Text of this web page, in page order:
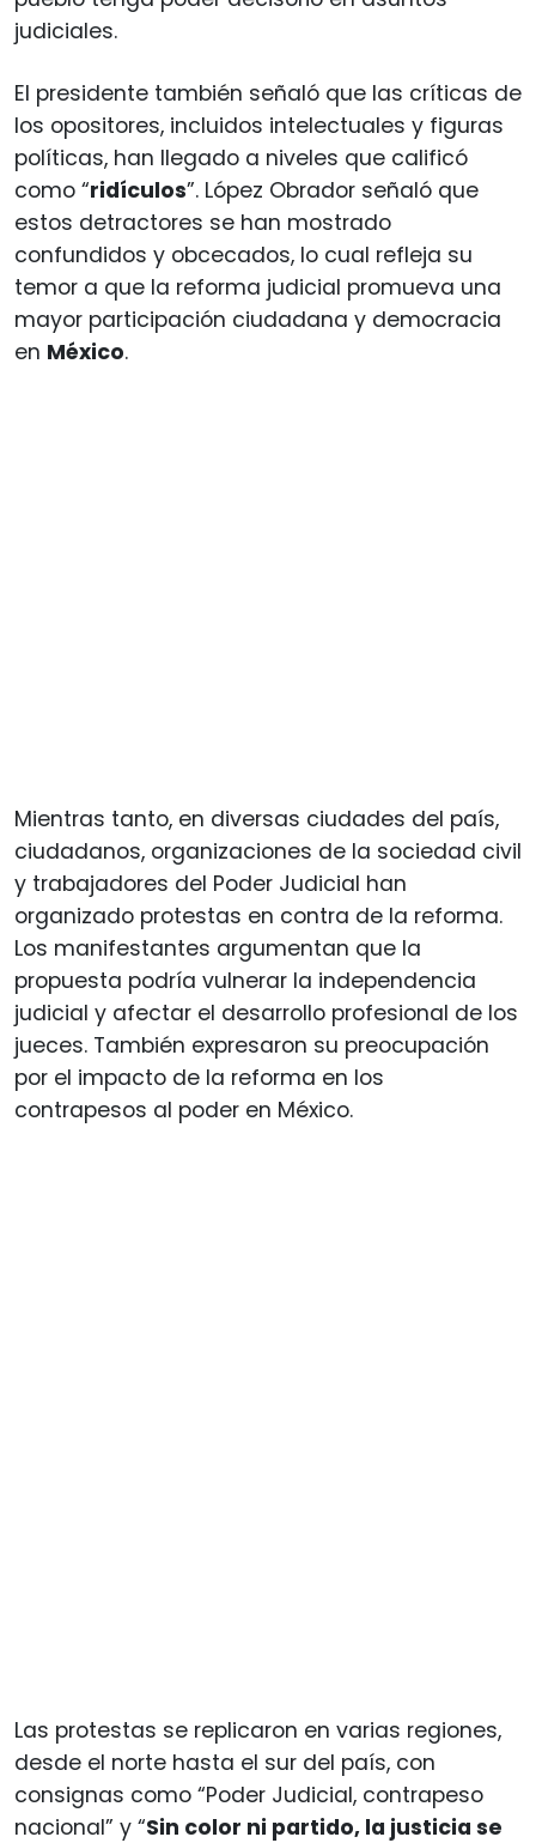
judiciales.
El presidente también señaló que las críticas de
los opositores, incluidos intelectuales y figuras
políticas, han llegado a niveles que calificó
como “ridículos”. López Obrador señaló que
estos detractores se han mostrado
confundidos y obcecados, lo cual refleja su
temor a que la reforma judicial promueva una
mayor participación ciudadana y democracia
en México.
Mientras tanto, en diversas ciudades del país,
ciudadanos, organizaciones de la sociedad civil
y trabajadores del Poder Judicial han
organizado protestas en contra de la reforma.
Los manifestantes argumentan que la
propuesta podría vulnerar la independencia
judicial y afectar el desarrollo profesional de los
jueces. También expresaron su preocupación
por el impacto de la reforma en los
contrapesos al poder en México.
Las protestas se replicaron en varias regiones,
desde el norte hasta el sur del país, con
consignas como “Poder Judicial, contrapeso
nacional” y “Sin color ni partido, la justicia se